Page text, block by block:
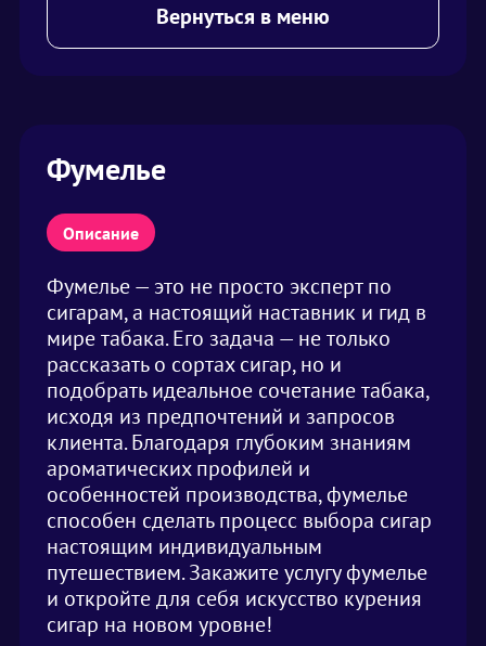
Вернуться в меню
Фумелье
Описание
Фумелье — это не просто эксперт по
сигарам, а настоящий наставник и гид в
мире табака. Его задача — не только
рассказать о сортах сигар, но и
подобрать идеальное сочетание табака,
исходя из предпочтений и запросов
клиента. Благодаря глубоким знаниям
ароматических профилей и
особенностей производства, фумелье
способен сделать процесс выбора сигар
настоящим индивидуальным
путешествием. Закажите услугу фумелье
и откройте для себя искусство курения
сигар на новом уровне!